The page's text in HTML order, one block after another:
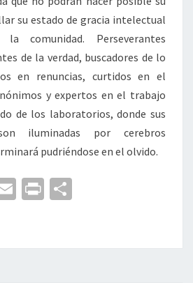
su estado de gracia intelectual
comunidad. Perseverantes
de la verdad, buscadores de lo
en renuncias, curtidos en el
y expertos en el trabajo
de los laboratorios, donde sus
iluminadas por cerebros
pudriéndose en el olvido.
E
l
Pr
p